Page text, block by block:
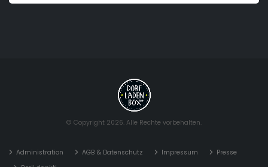
© Copyright 2026. Alle Rechte vorbehalten.
Administration AGB & Datenschutz Impressum
Presse